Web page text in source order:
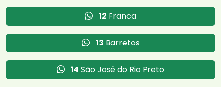
12 Franca
13 Barretos
14 São José do Rio Preto